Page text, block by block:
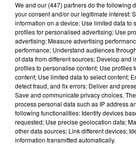
Lecture (3 min 16 sec)
100%
100% Radio les infos de l'Ariege
We and our (447) partnersdo the following
your consent and/or our legitimate interest:
information on a device; Use limited data to
profiles for personalised advertising; Use
advertising; Measure advertising
performance; Understand audiences
of data from different sources; Develop and
profiles to personalise content; Use profiles
content; Use limited data to select content;
detect fraud, and fix errors; Deliver and
Save and communicate privacy choices.
process personal data such as IP address
following functionalities: Identify devices
requested; Use precise geolocation data;
other data sources; Link different devices;
information transmitted automatically.